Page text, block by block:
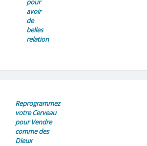
pour
avoir
de
belles
relation
Reprogrammez
votre Cerveau
pour Vendre
comme des
Dieux